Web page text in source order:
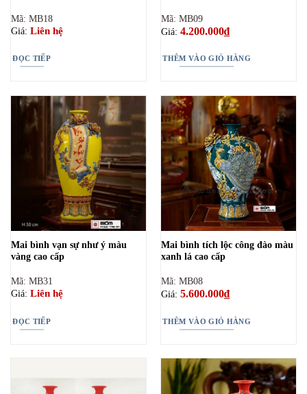
Mã: MB18
Giá: Liên hệ
ĐỌC TIẾP
Mã: MB09
Giá: 4.200.000₫
THÊM VÀO GIỎ HÀNG
Mai bình vạn sự như ý màu
vàng cao cấp
Mã: MB31
Giá: Liên hệ
ĐỌC TIẾP
Mai bình tích lộc công đào màu
xanh lá cao cấp
Mã: MB08
Giá: 5.600.000₫
THÊM VÀO GIỎ HÀNG